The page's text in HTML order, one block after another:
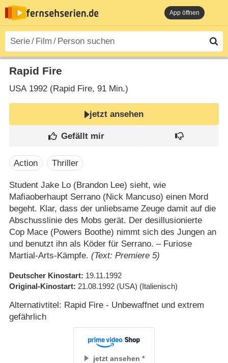
App öffnen
Rapid Fire
USA1992 (Rapid Fire‎, 91 Min.)
jetzt ansehen
Action Thriller
Student Jake Lo (Brandon Lee) sieht, wie
Mafiaoberhaupt Serrano (Nick Mancuso) einen Mord
begeht. Klar, dass der unliebsame Zeuge damit auf die
Abschusslinie des Mobs gerät. Der desillusionierte
Cop Mace (Powers Boothe) nimmt sich des Jungen an
und benutzt ihn als Köder für Serrano. – Furiose
Martial-Arts-Kämpfe. (Text: Premiere 5)
Deutscher Kinostart 19.11.1992
Original-Kinostart 21.08.1992 (USA) (Italienisch)
Alternativtitel: Rapid Fire - Unbewaffnet und extrem
gefährlich
jetzt ansehen